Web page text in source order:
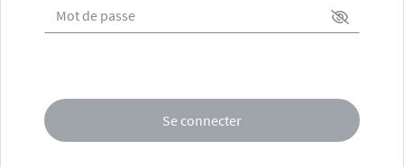
Mot de passe
Se connecter